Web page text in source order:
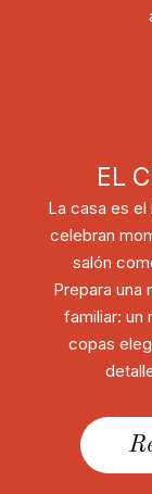
EL
La casa es
celebran
salón
Prepara una
familiar: un
copas